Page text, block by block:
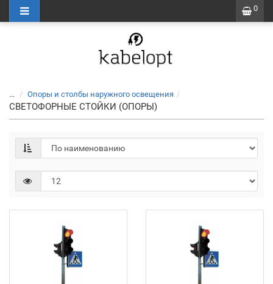
0
... Опоры и столбы наружного освещения
СВЕТОФОРНЫЕ СТОЙКИ (ОПОРЫ)